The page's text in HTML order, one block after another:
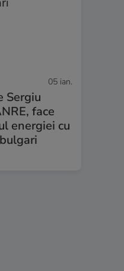
05 ian.
Sergiu
face
energiei cu